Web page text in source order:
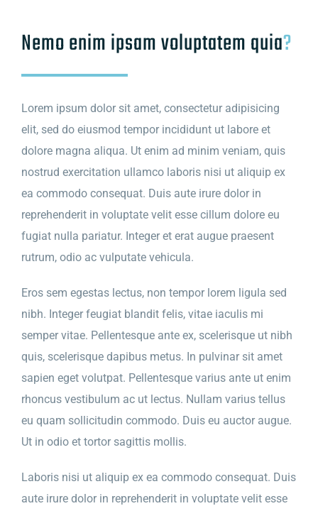
Nemo enim ipsam voluptatem quia?
Lorem ipsum dolor sit amet, consectetur adipisicing
elit, sed do eiusmod tempor incididunt ut labore et
dolore magna aliqua. Ut enim ad minim veniam, quis
nostrud exercitation ullamco laboris nisi ut aliquip ex
ea commodo consequat. Duis aute irure dolor in
reprehenderit in voluptate velit esse cillum dolore eu
fugiat nulla pariatur. Integer et erat augue praesent
rutrum, odio ac vulputate vehicula.
Eros sem egestas lectus, non tempor lorem ligula sed
nibh. Integer feugiat blandit felis, vitae iaculis mi
semper vitae. Pellentesque ante ex, scelerisque ut nibh
quis, scelerisque dapibus metus. In pulvinar sit amet
sapien eget volutpat. Pellentesque varius ante ut enim
rhoncus vestibulum ac ut lectus. Nullam varius tellus
eu quam sollicitudin commodo. Duis eu auctor augue.
Ut in odio et tortor sagittis mollis.
Laboris nisi ut aliquip ex ea commodo consequat. Duis
aute irure dolor in reprehenderit in voluptate velit esse